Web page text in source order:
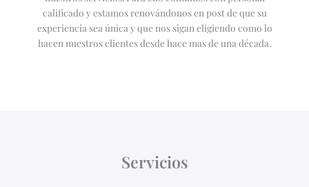
calificado y estamos renovándonos en post de que su
experiencia sea única y que nos sigan eligiendo como lo
hacen nuestros clientes desde hace mas de una década.
Servicios